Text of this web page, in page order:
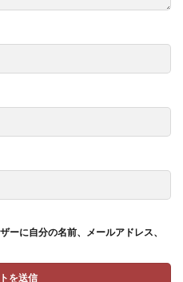
ーに自分の名前、メールアドレス、